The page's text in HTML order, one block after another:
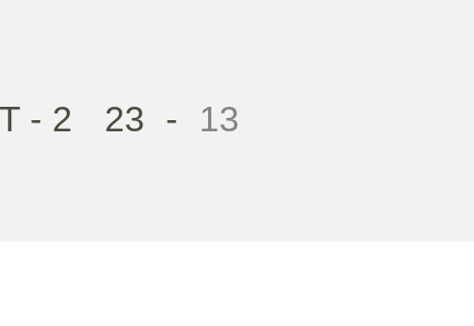
- 2 23 -
13